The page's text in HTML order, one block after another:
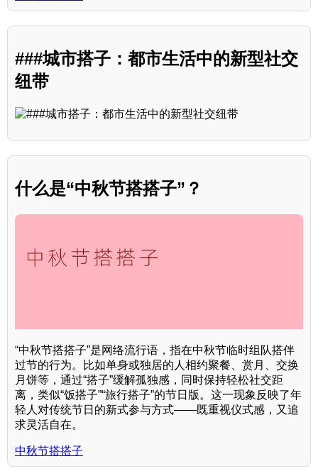
###城市搭子：都市生活中的新型社交
纽带
什么是“中秋节搭搭子”？
“中秋节搭搭子”是网络流行语，指在中秋节临时组队搭伴
过节的行为。比如单身或独居的人相约聚餐、赏月、交换
月饼等，通过“搭子”缓解孤独感，同时保持轻松社交距
离，类似“饭搭子”“旅行搭子”的节日版。这一现象反映了年
轻人对传统节日的新式参与方式——既重视仪式感，又追
求灵活自在。
中秋节搭搭子